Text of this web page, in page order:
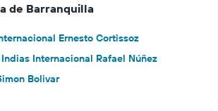
de Barranquilla
Ernesto Cortissoz
Internacional Rafael Núñez
Bolivar